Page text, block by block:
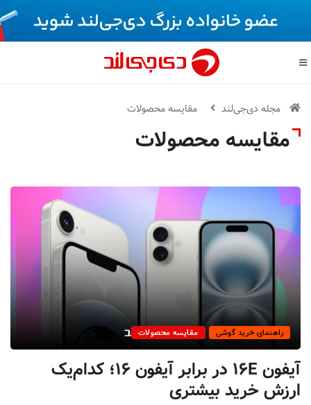
مجله دی‌جی‌لند مقایسه محصولات
مقایسه محصولات
راهنمای خرید گوشی مقایسه محصولات
آیفون ۱۶E در برابر آیفون ۱۶؛ کدام‌یک
ارزش خرید بیشتری